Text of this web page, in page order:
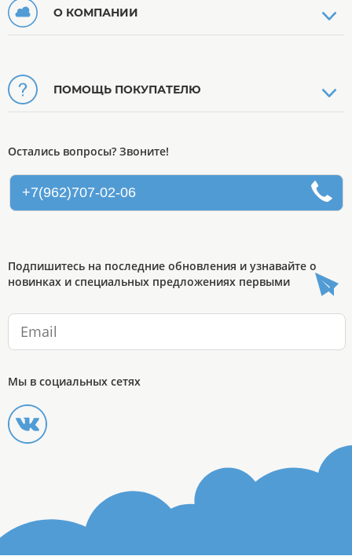
О КОМПАНИИ
ПОМОЩЬ ПОКУПАТЕЛЮ
Остались вопросы? Звоните!
+7(962)707-02-06
Подпишитесь на последние обновления и узнавайте о
новинках и специальных предложениях первыми
Мы в социальных сетях